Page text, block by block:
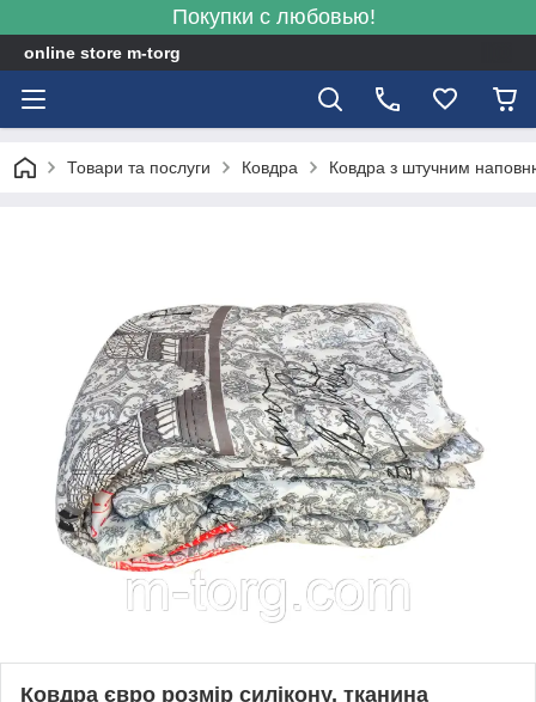
Покупки с любовью!
online store m-torg
Товари та послуги Ковдра Ковдра з штучним
Ковдра євро розмір силікону, тканина